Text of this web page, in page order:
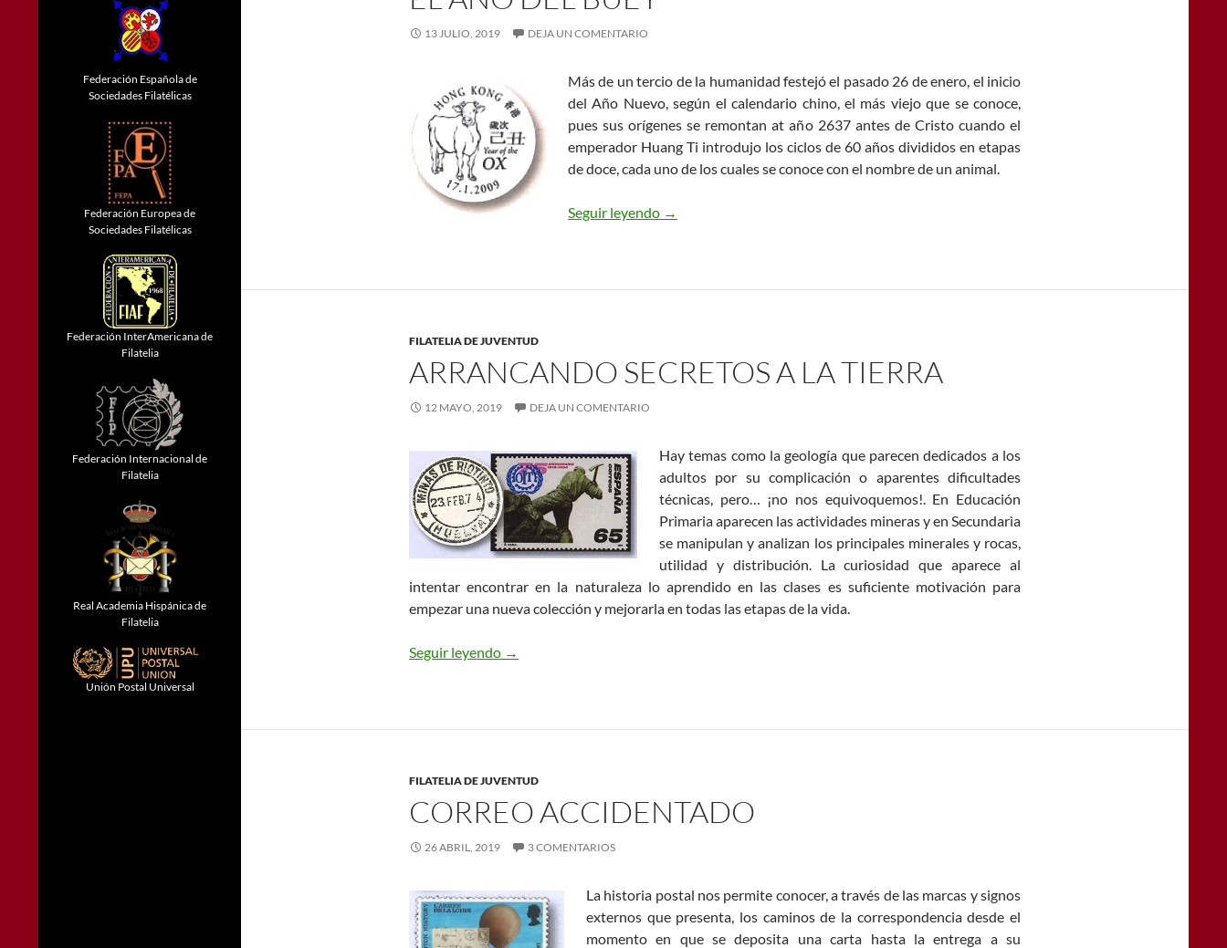
13 JULIO, 2019 DEJA UN COMENTARIO
Más de un tercio de la humanidad festejó el pasado 26 de enero, el inicio
del Año Nuevo, según el calendario chino, el más viejo que se conoce,
pues sus orígenes se remontan at año 2637 antes de Cristo cuando el
emperador Huang Ti introdujo los ciclos de 60 años divididos en etapas
de doce, cada uno de los cuales se conoce con el nombre de un animal.
Seguir leyendo El año del Buey
→
FILATELIA DE JUVENTUD
ARRANCANDO SECRETOS A LA TIERRA
12 MAYO, 2019 DEJA UN COMENTARIO
Hay temas como la geología que parecen dedicados a los
adultos por su complicación o aparentes dificultades
técnicas, pero… ¡no nos equivoquemos!. En Educación
Primaria aparecen las actividades mineras y en Secundarìa
se manipulan y analizan los principales minerales y rocas,
utilidad y distribución. La curiosidad que aparece al
intentar encontrar en la naturaleza lo aprendido en las clases es suficiente motivación para
empezar una nueva colección y mejorarla en todas las etapas de la vida.
Seguir leyendo Arrancando secretos a la Tierra
→
FILATELIA DE JUVENTUD
CORREO ACCIDENTADO
26 ABRIL, 2019 3 COMENTARIOS
La historia postal nos permite conocer, a través de las marcas y signos
externos que presenta, los caminos de la correspondencia desde el
momento en que se deposita una carta hasta la entrega a su
Federación Española de
Sociedades Filatélicas
Federación Europea de
Sociedades Filatélicas
Federación InterAmericana de
Filatelia
Federación Internacional de
Filatelia
Real Academia Hispánica de
Filatelia
Unión Postal Universal